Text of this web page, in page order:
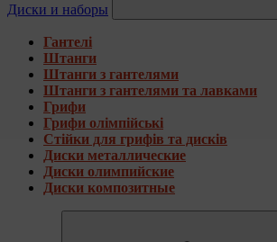
Диски и наборы
Гантелі
Штанги
Штанги з гантелями
Штанги з гантелями та лавками
Грифи
Грифи олімпійські
Стійки для грифів та дисків
Диски металлические
Диски олимпийские
Диски композитные